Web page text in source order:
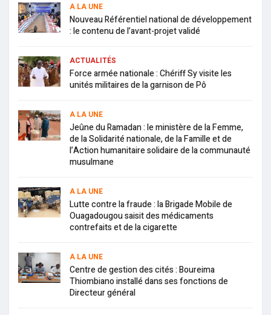
A LA UNE
Nouveau Référentiel national de développement
: le contenu de l’avant-projet validé
ACTUALITÉS
Force armée nationale : Chériff Sy visite les
unités militaires de la garnison de Pô
A LA UNE
Jeûne du Ramadan : le ministère de la Femme,
de la Solidarité nationale, de la Famille et de
l’Action humanitaire solidaire de la communauté
musulmane
A LA UNE
Lutte contre la fraude : la Brigade Mobile de
Ouagadougou saisit des médicaments
contrefaits et de la cigarette
A LA UNE
Centre de gestion des cités : Boureima
Thiombiano installé dans ses fonctions de
Directeur général